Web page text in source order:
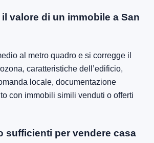
valore di un immobile a San
al metro quadro e si corregge il
caratteristiche dell’edificio,
locale, documentazione
con immobili simili venduti o offerti
sufficienti per vendere casa